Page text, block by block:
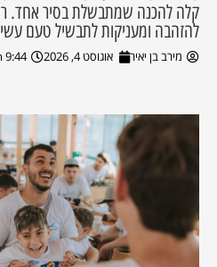
קלה להכנה שמתבשלת בסיר אחד.
להזהבה ומעניקות לתבשיל טעם
מירב בן יאיר אוגוסט 4, 2026 9:44 pm